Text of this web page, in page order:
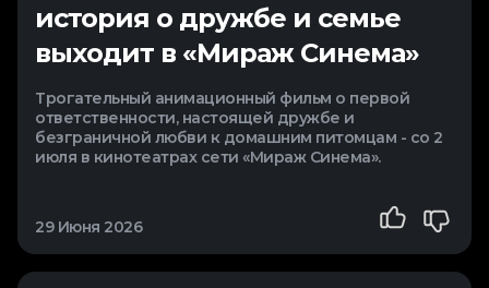
история о дружбе и семье
выходит в «Мираж Синема»
Трогательный анимационный фильм о первой
ответственности, настоящей дружбе и
безграничной любви к домашним питомцам - со 2
июля в кинотеатрах сети «Мираж Синема».
29 Июня 2026